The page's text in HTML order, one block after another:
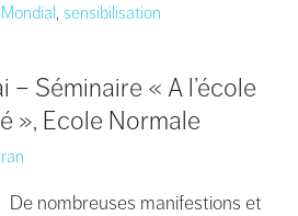
, sensibilisation
– Séminaire « A l’école
», Ecole Normale
De nombreuses manifestions et